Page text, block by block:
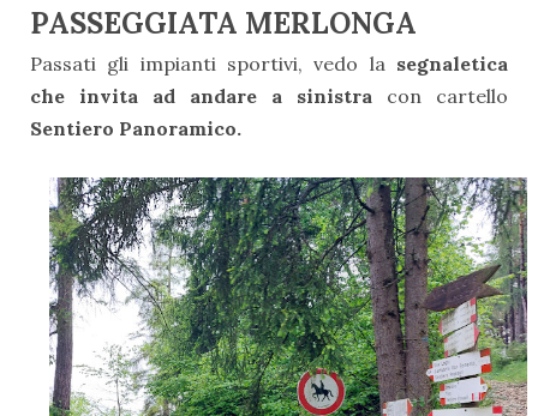
PASSEGGIATA MERLONGA
Passati gli impianti sportivi, vedo la segnaletica
che invita ad andare a sinistra con cartello
Sentiero Panoramico.